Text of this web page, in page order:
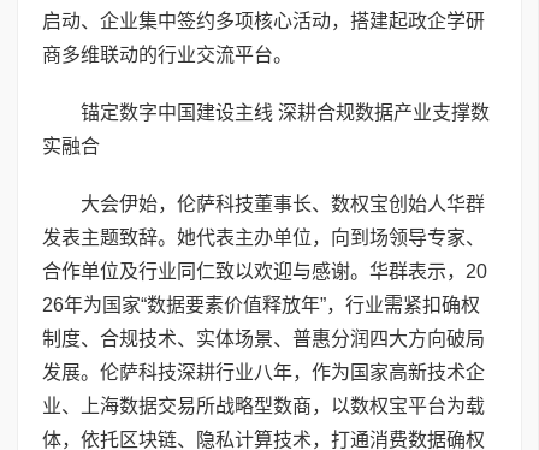
启动、企业集中签约多项核心活动，搭建起政企学研
商多维联动的行业交流平台。
锚定数字中国建设主线 深耕合规数据产业支撑数
实融合
大会伊始，伦萨科技董事长、数权宝创始人华群
发表主题致辞。她代表主办单位，向到场领导专家、
合作单位及行业同仁致以欢迎与感谢。华群表示，20
26年为国家“数据要素价值释放年”，行业需紧扣确权
制度、合规技术、实体场景、普惠分润四大方向破局
发展。伦萨科技深耕行业八年，作为国家高新技术企
业、上海数据交易所战略型数商，以数权宝平台为载
体，依托区块链、隐私计算技术，打通消费数据确权